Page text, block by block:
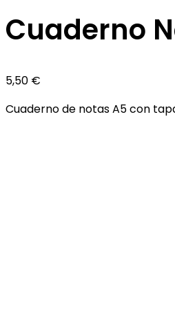
Cuaderno
5,50 €
Cuaderno de notas A5 con